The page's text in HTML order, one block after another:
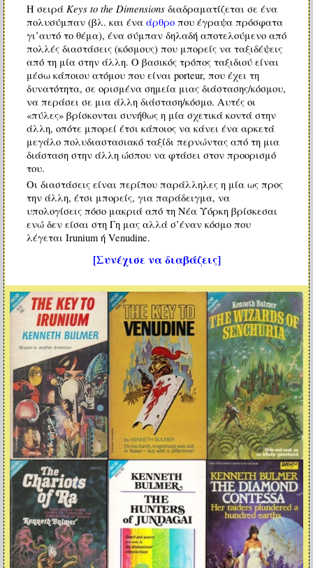
Η σειρά Keys to the Dimensionsδιαδραματίζεται σε ένα
πολυσύμπαν (βλ. και ένα άρθροπου έγραψα πρόσφατα
γι’αυτό το θέμα), ένα σύμπαν δηλαδή αποτελούμενο από
πολλές διαστάσεις (κόσμους) που μπορείς να ταξιδέψεις
από τη μία στην άλλη. Ο βασικός τρόπος ταξιδιού είναι
μέσω κάποιου ατόμου που είναι porteur, που έχει τη
δυνατότητα, σε ορισμένα σημεία μιας διάστασης/κόσμου,
να περάσει σε μια άλλη διάσταση/κόσμο. Αυτές οι
«πύλες» βρίσκονται συνήθως η μία σχετικά κοντά στην
άλλη, οπότε μπορεί έτσι κάποιος να κάνει ένα αρκετά
μεγάλο πολυδιαστασιακό ταξίδι περνώντας από τη μια
διάσταση στην άλλη ώσπου να φτάσει στον προορισμό
του.
Οι διαστάσεις είναι περίπου παράλληλες η μία ως προς
την άλλη, έτσι μπορείς, για παράδειγμα, να
υπολογίσεις πόσο μακριά από τη Νέα Υόρκη βρίσκεσαι
ενώ δεν είσαι στη Γη μας αλλά σ’έναν κόσμο που
λέγεται Irunium ή Venudine.
[Συνέχισε να διαβάζεις]